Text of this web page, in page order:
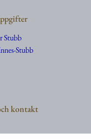
Stubb
Stubb
kontakt